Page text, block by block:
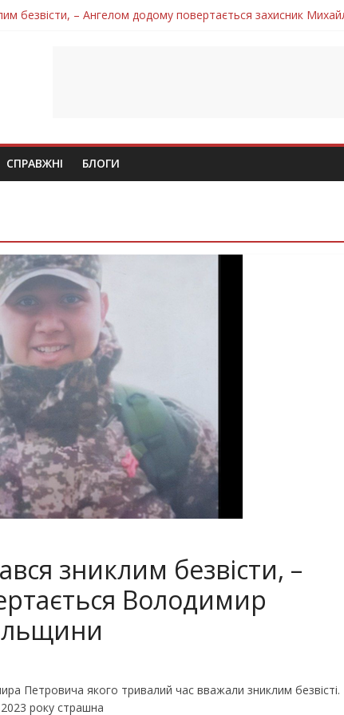
безвісти, – Ангелом додому повертається захисник
захисника Володимира Вельму
Петро Федів повертається до рідного дому «на
втратила захисника Володимира Дичку
СПРАВЖНІ БЛОГИ
зниклим безвісти, –
Володимир
Петровича якого тривалий час вважали зниклим безвісті.
року страшна